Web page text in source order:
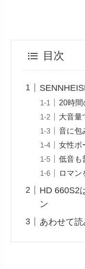
目次
20時
大音量
音に包
女性ボ
低音も
ロマ
HD 660S2
ン
あわせて